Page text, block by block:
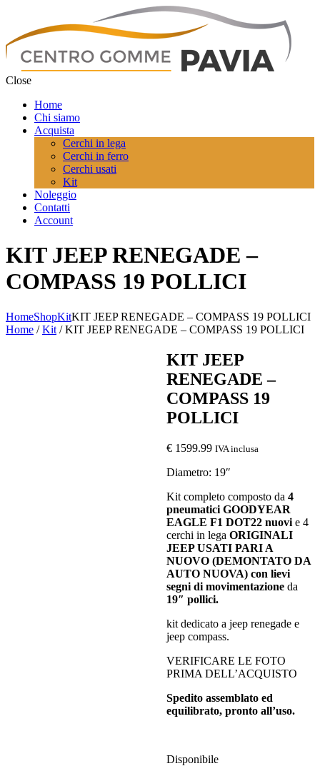
Close
Home
Chi siamo
Acquista
Cerchi in lega
Cerchi in ferro
Cerchi usati
Kit
Noleggio
Contatti
Account
KIT JEEP RENEGADE –
COMPASS 19 POLLICI
HomeShopKitKIT JEEP RENEGADE – COMPASS 19 POLLICI
Home /Kit / KIT JEEP RENEGADE – COMPASS 19 POLLICI
KIT JEEP
RENEGADE –
COMPASS 19
POLLICI
€1599.99 IVA inclusa
Diametro: 19″
Kit completo composto da 4
pneumatici GOODYEAR
EAGLE F1 DOT22 nuovi e 4
cerchi in lega ORIGINALI
JEEP USATI PARI A
NUOVO (DEMONTATO DA
AUTO NUOVA) con lievi
segni di movimentazioneda
19″ pollici.
kit dedicato a jeep renegade e
jeep compass.
VERIFICARE LE FOTO
PRIMA DELL’ACQUISTO
Spedito assemblato ed
equilibrato, pronto all’uso.
Disponibile